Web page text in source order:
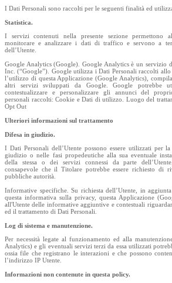
I Dati Personali sono raccolti per le seguenti finalità ed
Statistica.
I servizi contenuti nella presente sezione permettono
monitorare e analizzare i dati di traffico e servono a
dell’Utente.
Google Analytics (Google). Google Analytics è un servizio
Inc. (“Google”). Google utilizza i Dati Personali raccolti allo
l’utilizzo di questa Applicazione (Google Analytics),
altri servizi sviluppati da Google. Google potrebbe
contestualizzare e personalizzare gli annunci del
personali raccolti: Cookie e Dati di utilizzo. Luogo del
Opt Out
Ulteriori informazioni sul trattamento
Difesa in giudizio.
I Dati Personali dell’Utente possono essere utilizzati per
giudizio o nelle fasi propedeutiche alla sua eventuale
della stessa o dei servizi connessi da parte
consapevole che il Titolare potrebbe essere richiesto di
pubbliche autorità.
Informative specifiche. Su richiesta dell’Utente, in
questa informativa sulla privacy, questa Applicazione
all'Utente delle informative aggiuntive e contestuali
ed il trattamento di Dati Personali.
Log di sistema e manutenzione.
Per necessità legate al funzionamento ed alla
Analytics) e gli eventuali servizi terzi da essa utilizzati
ossia file che registrano le interazioni e che possono
l’indirizzo IP Utente.
Informazioni non contenute in questa policy.